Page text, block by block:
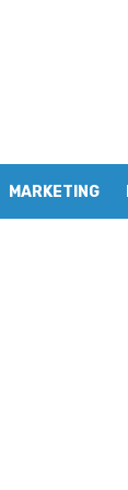
MARKETING